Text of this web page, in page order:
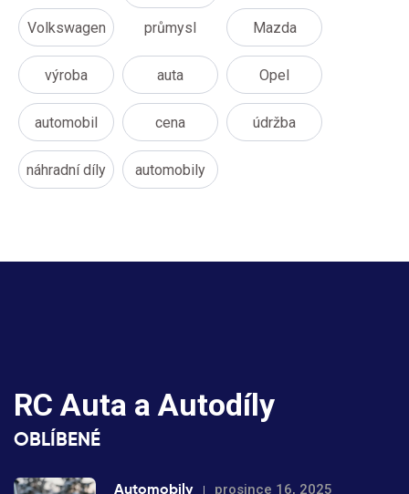
Volkswagen průmysl Mazda
výroba auta Opel
automobil cena údržba
náhradní díly automobily
RC Auta a Autodíly
OBLÍBENÉ
Automobily prosince 16, 2025